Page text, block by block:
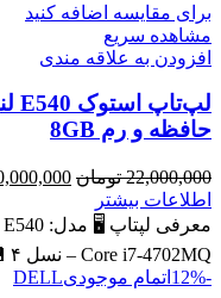
برای مقایسه اضافه کنید
مشاهده سریع
افزودن به علاقه مندی
حافظه و رم 8GB
22,000,000 تومان قیمت
اطلاعات بیشتر
Core i7‑4702MQ – نسل ۴ 💾 رم: 8 GB (قابل ارتقا
-12%
اتمام موجودیDELL